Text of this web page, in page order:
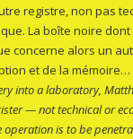
registre, non pas
La boîte noire dont
concerne alors un
et de la mémoire…
into a laboratory,
— not technical or
is to be